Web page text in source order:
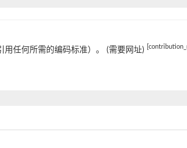
任何所需的编码标准）。 (需要网址)